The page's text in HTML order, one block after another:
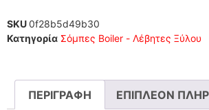
SKU0f28b5d49b30
Κατηγορία Σόμπες Boiler - Λέβητες Ξύλου
ΠΕΡΙΓΡΑΦΉ ΕΠΙΠΛΈΟΝ